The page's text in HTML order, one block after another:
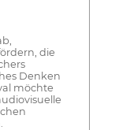
die
Denken
möchte